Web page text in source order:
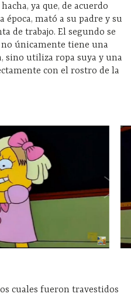
ya que, de acuerdo
mató a su padre y su
de trabajo. El segundo se
no únicamente tiene una
sino utiliza ropa suya y una
con el rostro de la
cuales fueron travestidos